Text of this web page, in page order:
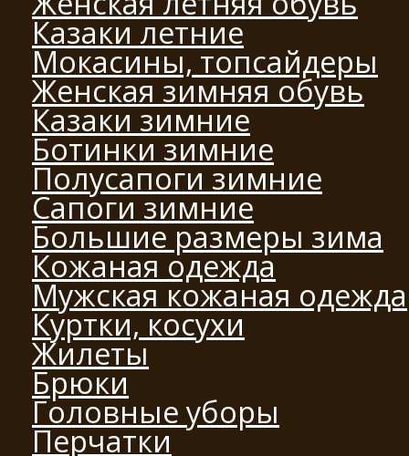
Казаки летние
Мокасины, топсайдеры
Женская зимняя обувь
Казаки зимние
Ботинки зимние
Полусапоги зимние
Сапоги зимние
Большие размеры зима
Кожаная одежда
Мужская кожаная одежда
Куртки, косухи
Жилеты
Брюки
Головные уборы
Перчатки